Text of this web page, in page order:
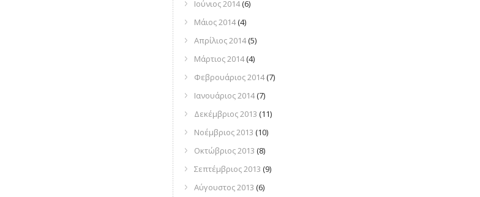
Ιούνιος 2014(6)
Μάιος 2014(4)
Απρίλιος 2014(5)
Μάρτιος 2014(4)
Φεβρουάριος 2014(7)
Ιανουάριος 2014(7)
Δεκέμβριος 2013 (11)
Νοέμβριος 2013 (10)
Οκτώβριος 2013 (8)
Σεπτέμβριος 2013 (9)
Αύγουστος 2013 (6)